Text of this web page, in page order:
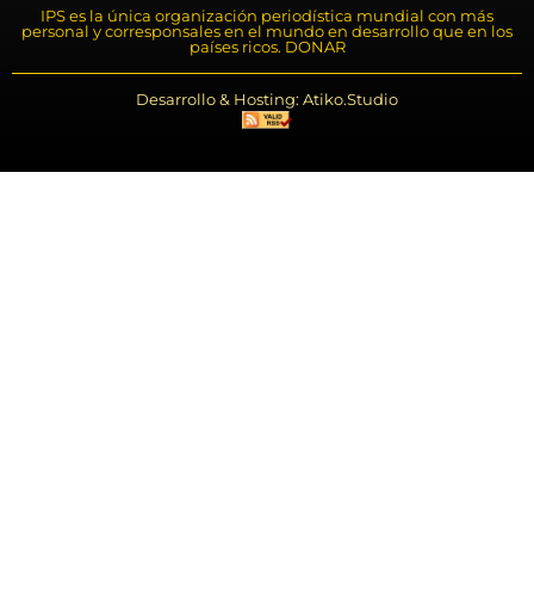
IPS es la única organización periodística mundial con más
personal y corresponsales en el mundo en desarrollo que en los
países ricos. DONAR
Desarrollo & Hosting: Atiko.Studio